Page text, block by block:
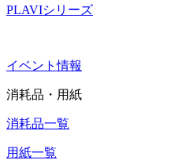
PLAVIシリーズ
イベント情報
消耗品・用紙
消耗品一覧
用紙一覧